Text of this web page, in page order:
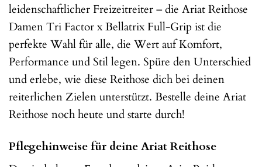
leidenschaftlicher Freizeitreiter – die Ariat Reithose
Damen Tri Factor x Bellatrix Full-Grip ist die
perfekte Wahl für alle, die Wert auf Komfort,
Performance und Stil legen. Spüre den Unterschied
und erlebe, wie diese Reithose dich bei deinen
reiterlichen Zielen unterstützt. Bestelle deine Ariat
Reithose noch heute und starte durch!
Pflegehinweise für deine Ariat Reithose